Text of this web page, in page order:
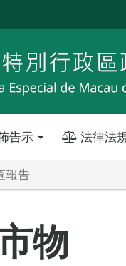
告示 法律法
報告
物